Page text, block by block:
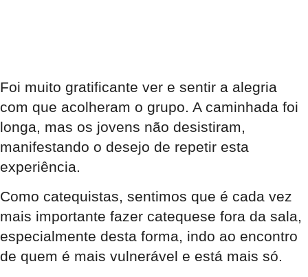
Foi muito gratificante ver e sentir a alegria
com que acolheram o grupo. A caminhada foi
longa, mas os jovens não desistiram,
manifestando o desejo de repetir esta
experiência.
Como catequistas, sentimos que é cada vez
mais importante fazer catequese fora da sala,
especialmente desta forma, indo ao encontro
de quem é mais vulnerável e está mais só.